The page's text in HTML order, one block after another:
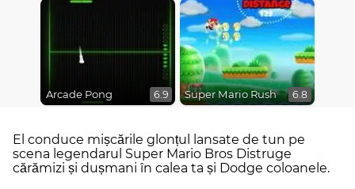
Arcade Pong 6.9 Super Mario Rush 6.8
El conduce mișcările glonțul lansate de tun pe
scena legendarul Super Mario Bros Distruge
cărămizi și dușmani în calea ta și Dodge coloanele.